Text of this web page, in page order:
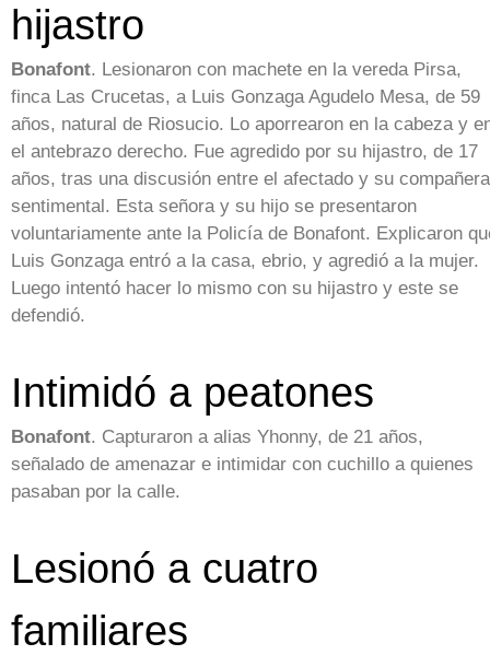
hijastro
Bonafont. Lesionaron con machete en la vereda Pirsa,
finca Las Crucetas, a Luis Gonzaga Agudelo Mesa, de 59
años, natural de Riosucio. Lo aporrearon en la cabeza y
el antebrazo derecho. Fue agredido por su hijastro, de 17
años, tras una discusión entre el afectado y su compañera
sentimental. Esta señora y su hijo se presentaron
voluntariamente ante la Policía de Bonafont. Explicaron
Luis Gonzaga entró a la casa, ebrio, y agredió a la mujer.
Luego intentó hacer lo mismo con su hijastro y este se
defendió.
Intimidó a peatones
Bonafont. Capturaron a alias Yhonny, de 21 años,
señalado de amenazar e intimidar con cuchillo a quienes
pasaban por la calle.
Lesionó a cuatro
familiares